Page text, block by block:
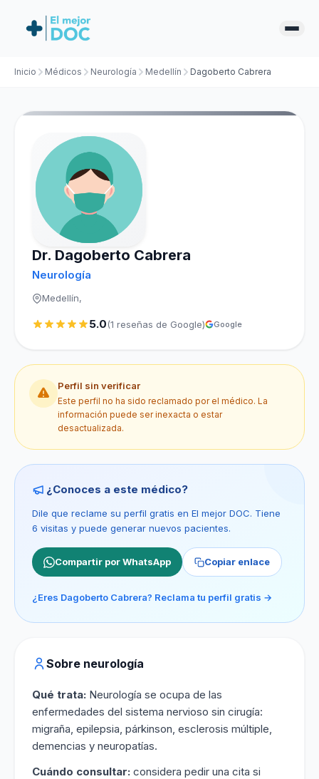
Inicio Médicos Neurología Medellín Dagoberto Cabrera
Dr. Dagoberto Cabrera
Neurología
Medellín,
5.0(1 reseñas de Google) Google
Perfil sin verificar
Este perfil no ha sido reclamado por el médico. La
información puede ser inexacta o estar
desactualizada.
¿Conoces a este médico?
Dile que reclame su perfil gratis en El mejor DOC. Tiene
6 visitas y puede generar nuevos pacientes.
Compartir por WhatsApp Copiar enlace
¿Eres Dagoberto Cabrera? Reclama tu perfil gratis →
Sobre neurología
Qué trata: Neurología se ocupa de las
enfermedades del sistema nervioso sin cirugía:
migraña, epilepsia, párkinson, esclerosis múltiple,
demencias y neuropatías.
Cuándo consultar: considera pedir una cita si